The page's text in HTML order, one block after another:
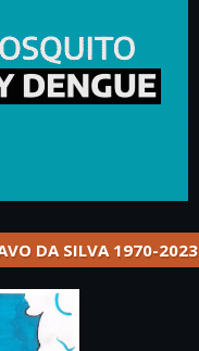
DA SILVA 1970-2023